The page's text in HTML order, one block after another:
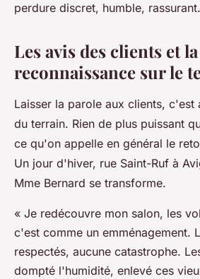
perdure discret, humble, rassurant.
Les avis des clients et la
reconnaissance sur le
Laisser la parole aux clients, c'est
du terrain. Rien de plus puissant
ce qu'on appelle en général le
Un jour d'hiver, rue Saint-Ruf à
Mme Bernard se transforme.
« Je redécouvre mon salon, les
c'est comme un emménagement.
respectés, aucune catastrophe.
dompté l'humidité, enlevé ces